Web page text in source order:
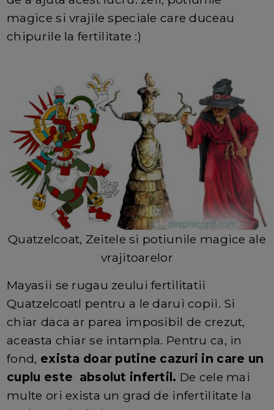
magice si vrajile speciale care duceau
chipurile la fertilitate :)
Quatzelcoat, Zeitele si potiunile magice ale
vrajitoarelor
Mayasii se rugau zeului fertilitatii
Quatzelcoatl pentru a le darui copii. Si
chiar daca ar parea imposibil de crezut,
aceasta chiar se intampla. Pentru ca, in
fond, exista doar putine cazuri in care un
cuplu este absolut infertil. De cele mai
multe ori exista un grad de infertilitate la